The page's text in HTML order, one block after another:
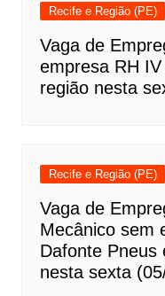
Recife e Região (PE)
Vaga de
empresa RH
região nesta
Recife e Região (PE)
Vaga de
Mecânico sem
Dafonte Pneus
nesta sexta